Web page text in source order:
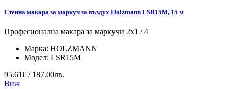
Стенна макара за маркуч за въздух Holzmann LSR15M, 15 м
Професионална макара за маркучи 2x1 / 4
Марка: HOLZMANN
Модел: LSR15M
95.61€ / 187.00лв.
Виж